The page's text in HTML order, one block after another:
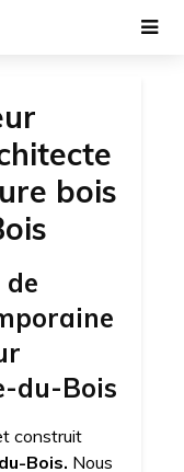
bois
du-Bois
construit
Bois. Nous